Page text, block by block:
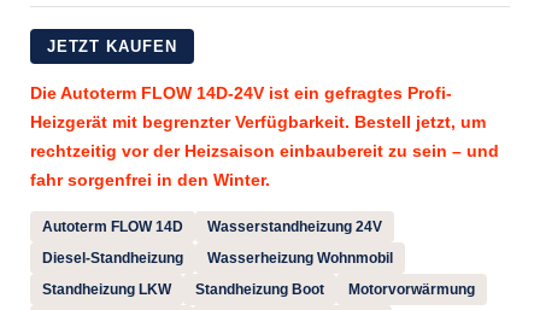
JETZT KAUFEN
Die Autoterm FLOW 14D-24V ist ein gefragtes Profi-
Heizgerät mit begrenzter Verfügbarkeit. Bestell jetzt, um
rechtzeitig vor der Heizsaison einbaubereit zu sein – und
fahr sorgenfrei in den Winter.
Autoterm FLOW 14D
Wasserstandheizung 24V
Diesel-Standheizung
Wasserheizung Wohnmobil
Standheizung LKW
Standheizung Boot
Motorvorwärmung